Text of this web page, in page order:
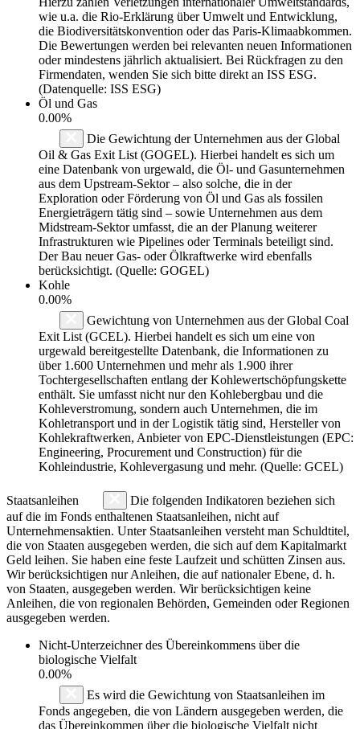
wie u.a. die Rio-Erklärung über Umwelt und Entwicklung,
die Biodiversitätskonvention oder das Paris-Klimaabkommen.
Die Bewertungen werden bei relevanten neuen Informationen
oder mindestens jährlich aktualisiert. Bei Rückfragen zu den
Firmendaten, wenden Sie sich bitte direkt an ISS ESG.
(Datenquelle: ISS ESG)
Öl und Gas
0.00%
Die Gewichtung der Unternehmen aus der Global
Oil & Gas Exit List (GOGEL). Hierbei handelt es sich um
eine Datenbank von urgewald, die Öl- und Gasunternehmen
aus dem Upstream-Sektor – also solche, die in der
Exploration oder Förderung von Öl und Gas als fossilen
Energieträgern tätig sind – sowie Unternehmen aus dem
Midstream-Sektor umfasst, die an der Planung weiterer
Infrastrukturen wie Pipelines oder Terminals beteiligt sind.
Der Bau neuer Gas- oder Ölkraftwerke wird ebenfalls
berücksichtigt. (Quelle: GOGEL)
Kohle
0.00%
Gewichtung von Unternehmen aus der Global Coal
Exit List (GCEL). Hierbei handelt es sich um eine von
urgewald bereitgestellte Datenbank, die Informationen zu
über 1.600 Unternehmen und mehr als 1.900 ihrer
Tochtergesellschaften entlang der Kohlewertschöpfungskette
enthält. Sie umfasst nicht nur den Kohlebergbau und die
Kohleverstromung, sondern auch Unternehmen, die im
Kohletransport und in der Logistik tätig sind, Hersteller von
Kohlekraftwerken, Anbieter von EPC-Dienstleistungen (EPC:
Engineering, Procurement und Construction) für die
Kohleindustrie, Kohlevergasung und mehr. (Quelle: GCEL)
Staatsanleihen
Die folgenden Indikatoren beziehen sich
auf die im Fonds enthaltenen Staatsanleihen, nicht auf
Unternehmensaktien. Unter Staatsanleihen versteht man Schuldtitel,
die von Staaten ausgegeben werden, die sich auf dem Kapitalmarkt
Geld leihen. Sie haben eine feste Laufzeit und schütten Zinsen aus.
Wir berücksichtigen nur Anleihen, die auf nationaler Ebene, d. h.
von Staaten, ausgegeben werden. Wir berücksichtigen keine
Anleihen, die von regionalen Behörden, Gemeinden oder Regionen
ausgegeben werden.
Nicht-Unterzeichner des Übereinkommens über die
biologische Vielfalt
0.00%
Es wird die Gewichtung von Staatsanleihen im
Fonds angegeben, die von Ländern ausgegeben werden, die
das Übereinkommen über die biologische Vielfalt nicht